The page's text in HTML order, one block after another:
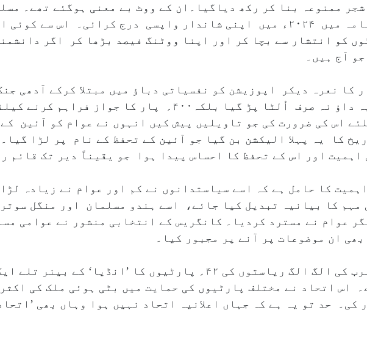
ممنوعہ بنا کر رکھ دیاگیا۔ان کے ووٹ بے معنی ہوگئے تھے۔
نے اس کو محسوس کیا اورانتخابی منظر نامہ میں ۲۰۲۴ء میں اپنی شاندار واپسی درج کرائی۔ اس سے
کو انتشار سے بچا کر اور اپنا ووٹنگ فیصد بڑھا کر اگر
آج ہیں۔
مودی کا مقصد یقیناً ۴۰۰؍ پار کا نعرہ دیکر اپوزیشن کو نفسیاتی دباؤ میں مبتلا کرکے آدھی
پہلے ہی جیت لینا تھامگر وہ چوک گئے۔ یہ داؤ نہ صرف اُلٹا پڑ گیا بلکہ۴۰۰؍ پار کا جواز
اس کی ضرورت کی جو تاویلیں پیش کیں انہوں نے عوام کو آئین
کا یہ پہلا الیکشن بن گیا جو آئین کے تحفظ کے نام پر لڑا گیا۔
اور اس کے تحفظ کا احساس پیدا ہوا جو یقیناً دیر تک قائم
کا حامل ہے کہ اسے سیاستدانوں نے کم اور عوام نے زیادہ
مہم کا بیانیہ تبدیل کیا جائے، اسے ہندو مسلمان اور منگل
عوام نے مسترد کردیا۔ کانگریس کے انتخابی منشور نے عوامی
ان موضوعات پر آنے پر مجبور کیا۔
ہندوستان کے شمال، جنوب اور مشرق و مغرب کی الگ الگ ریاستوں کی ۴۲؍ پارٹیوں کا ’انڈیا‘ کے
اس اتحاد نے مختلف پارٹیوں کی حمایت میں بٹی ہوئی ملک کی
حد تو یہ ہے کہ جہاں اعلانیہ اتحاد نہیں ہوا وہاں بھی